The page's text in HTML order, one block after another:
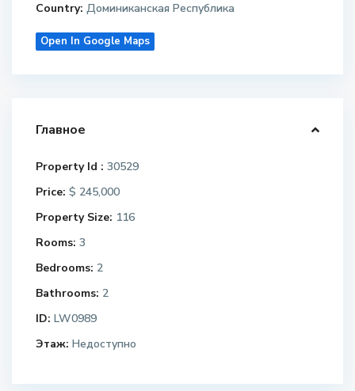
Country: Доминиканская Республика
Open In Google Maps
Главное
Property Id : 30529
Price: $ 245,000
Property Size: 116
Rooms: 3
Bedrooms: 2
Bathrooms: 2
ID: LW0989
Этаж: Недоступно